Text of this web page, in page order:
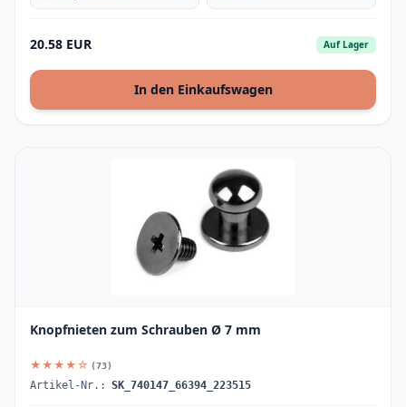
20.58 EUR Auf Lager
In den Einkaufswagen
Knopfnieten zum Schrauben Ø 7 mm
★★★★☆ (73)
Artikel-Nr.: SK_740147_66394_223515